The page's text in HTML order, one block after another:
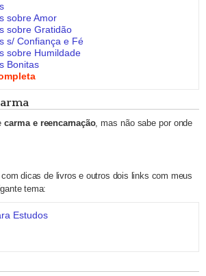
sobre Amor
sobre Gratidão
s/ Confiança e Fé
sobre Humildade
Bonitas
carma e reencarnação, mas não sabe por onde
dicas de livros e outros dois links com meus
tema:
Estudos